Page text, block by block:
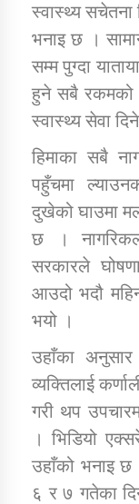
तातोपानी
सम्बन्धी सूचना सन्देश
तातोपानी गाउँपालिका
सन्देश
तातोपानी गाउँपालिका
स्वास्थ्य सचेतना
भनाइ छ ।
सम्म पुग्दा
हुने सबै रकमको
स्वास्थ्य सेवा
हिमाका सबै
पहुँचमा
दुखेको घाउमा
छ ।
सरकारले
आउदो भदौ
भयो ।
उहाँका अनुसार
व्यक्तिलाई
गरी थप
। भिडियो
उहाँको भनाइ छ
६ र ७ गतेका